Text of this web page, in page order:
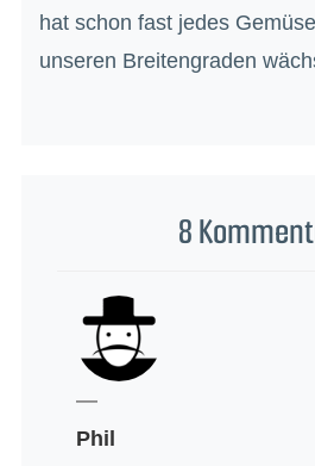
hat schon fast jedes
unseren Breitengraden
8
Phil